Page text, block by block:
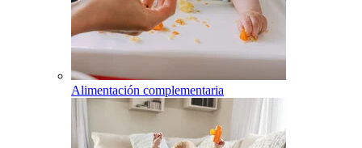
Alimentación complementaria